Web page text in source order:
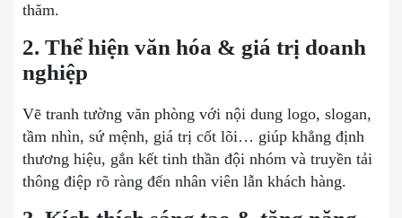
thăm.
2. Thể hiện văn hóa & giá trị doanh
nghiệp
Vẽ tranh tường văn phòng với nội dung logo, slogan,
tầm nhìn, sứ mệnh, giá trị cốt lõi… giúp khẳng định
thương hiệu, gắn kết tinh thần đội nhóm và truyền tải
thông điệp rõ ràng đến nhân viên lẫn khách hàng.